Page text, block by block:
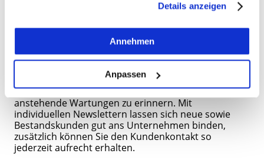
jederzeit über Ihren Browser tun. Sie können natürlich
auch auf den Button "Nur notwendige Cookies
verwenden" und somit nur die Cookies aktivieren, die für
das Funktionieren unserer Seite zwingend erforderlich
Sind Sie über 16? Dann willigen Sie mit „Annehmen“ in
die Nutzung aller Cookies ein – und schon gehts weiter.
Details anzeigen
Annehmen
Anpassen
Trotz Messengern und sozialen Medien ist die E-Mail
weiterhin ein wichtiges Kommunikationsmittel in der
digitalen Welt: Rund 86 Prozent der Deutschen sind
E-Mail-Nutzer. Nutzen Sie Newsletter, um Kunden
über neue Angebote oder Veränderungen in Ihrem
Unternehmen zu informieren oder diese an
anstehende Wartungen zu erinnern. Mit
individuellen Newslettern lassen sich neue sowie
Bestandskunden gut ans Unternehmen binden,
zusätzlich können Sie den Kundenkontakt so
jederzeit aufrecht erhalten.